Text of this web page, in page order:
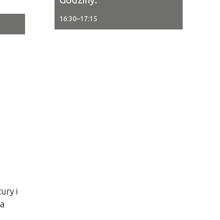
i
16:30–17:15